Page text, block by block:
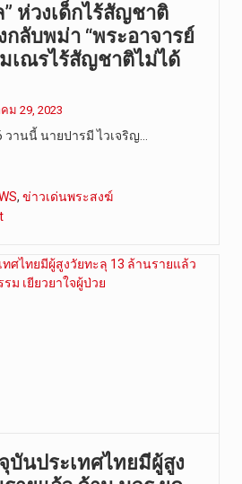
ห่วงเด็กไร้สัญชาติ
กลับพม่า “พระอาจารย์
มเณรไร้สัญชาติไม่ได้
ม 29, 2023
านนี้ นายปารมี ไวเจริญ…
, ข่าวเด่นพระสงฆ์
บันประเทศไทยมีผู้สูง